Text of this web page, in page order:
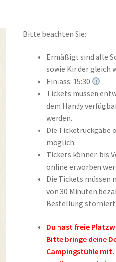
Bitte beachten Sie:
Ermäßigt sind alle
sowie Kinder gleich
Einlass: 15:30
Tickets müssen
dem Handy
werden.
Die Ticketrückgabe
möglich.
Tickets können bis
online erworben
Die Tickets müssen
von 30 Minuten
Bestellung storniert
Du hast freie
Bitte bringe deine
Campingstühle mit.